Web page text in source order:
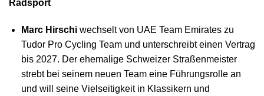
Radsport
Marc Hirschiwechselt von UAE Team Emirates zu
Tudor Pro Cycling Team und unterschreibt einen Vertrag
bis 2027. Der ehemalige Schweizer Straßenmeister
strebt bei seinem neuen Team eine Führungsrolle an
und will seine Vielseitigkeit in Klassikern und